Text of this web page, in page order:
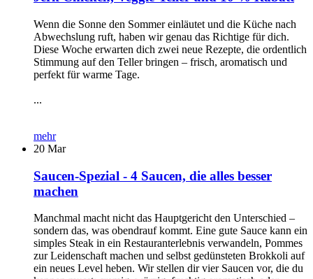
Wenn die Sonne den Sommer einläutet und die Küche nach
Abwechslung ruft, haben wir genau das Richtige für dich.
Diese Woche erwarten dich zwei neue Rezepte, die ordentlich
Stimmung auf den Teller bringen – frisch, aromatisch und
perfekt für warme Tage.
...
mehr
20 Mar
Saucen-Spezial - 4 Saucen, die alles besser
machen
Manchmal macht nicht das Hauptgericht den Unterschied –
sondern das, was obendrauf kommt. Eine gute Sauce kann ein
simples Steak in ein Restauranterlebnis verwandeln, Pommes
zur Leidenschaft machen und selbst gedünsteten Brokkoli auf
ein neues Level heben. Wir stellen dir vier Saucen vor, die du